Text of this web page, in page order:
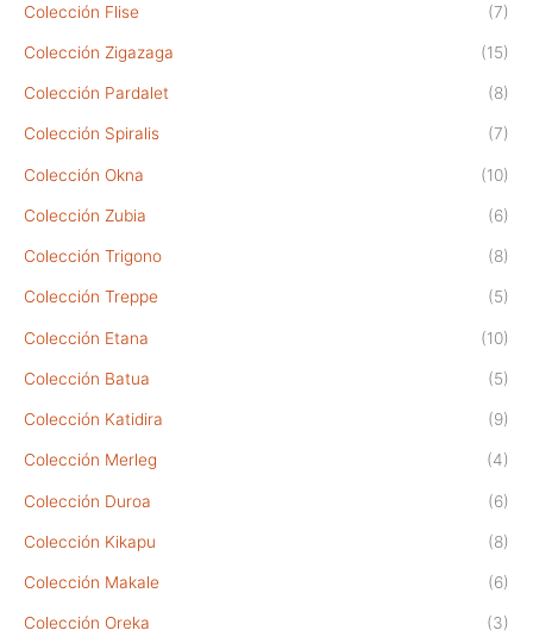
Colección Flise (7)
Colección Zigazaga (15)
Colección Pardalet (8)
Colección Spiralis (7)
Colección Okna (10)
Colección Zubia (6)
Colección Trigono (8)
Colección Treppe (5)
Colección Etana (10)
Colección Batua (5)
Colección Katidira (9)
Colección Merleg (4)
Colección Duroa (6)
Colección Kikapu (8)
Colección Makale (6)
Colección Oreka (3)